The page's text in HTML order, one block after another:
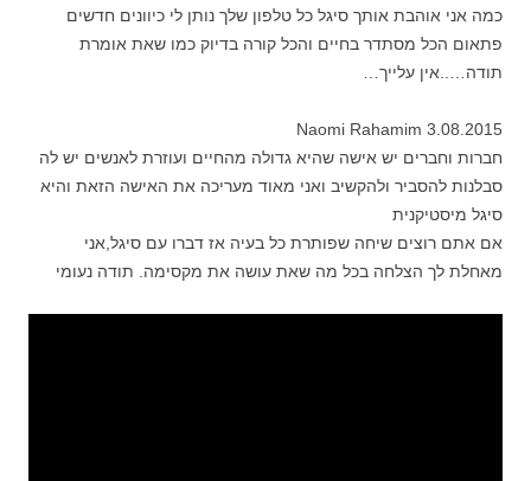
כמה אני אוהבת אותך סיגל כל טלפון שלך נותן לי כיוונים חדשים
פתאום הכל מסתדר בחיים והכל קורה בדיוק כמו שאת אומרת
תודה…..אין עלייך…
08.2015.Naomi Rahamim 3
חברות וחברים יש אישה שהיא גדולה מהחיים ועוזרת לאנשים יש לה
סבלנות להסביר ולהקשיב ואני מאוד מעריכה את האישה הזאת והיא
סיגל מיסטיקנית
אם אתם רוצים שיחה שפותרת כל בעיה אז דברו עם סיגל,אני
מאחלת לך הצלחה בכל מה שאת עושה את מקסימה. תודה נעומי